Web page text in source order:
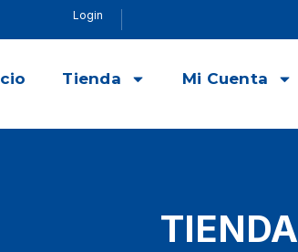
Login
Tienda Mi Cuenta
TIENDA